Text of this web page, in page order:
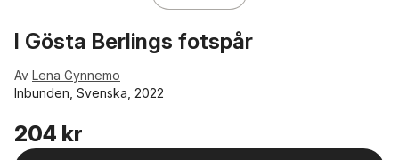
I Gösta Berlings fotspår
Av Lena Gynnemo
Inbunden, Svenska, 2022
204 kr